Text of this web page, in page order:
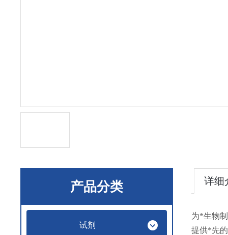
产品分类
试剂
详细
为*生物
提供*先